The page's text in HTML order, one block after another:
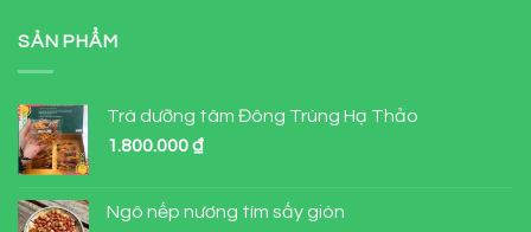
SẢN PHẨM
Trà dưỡng tâm Đông Trùng Hạ Thảo
1.800.000₫
Ngô nếp nương tím sấy giòn